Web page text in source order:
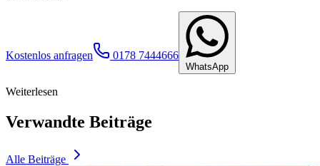
Kostenlos anfragen 0178 7444666
WhatsApp
Weiterlesen
Verwandte Beiträge
Alle Beiträge